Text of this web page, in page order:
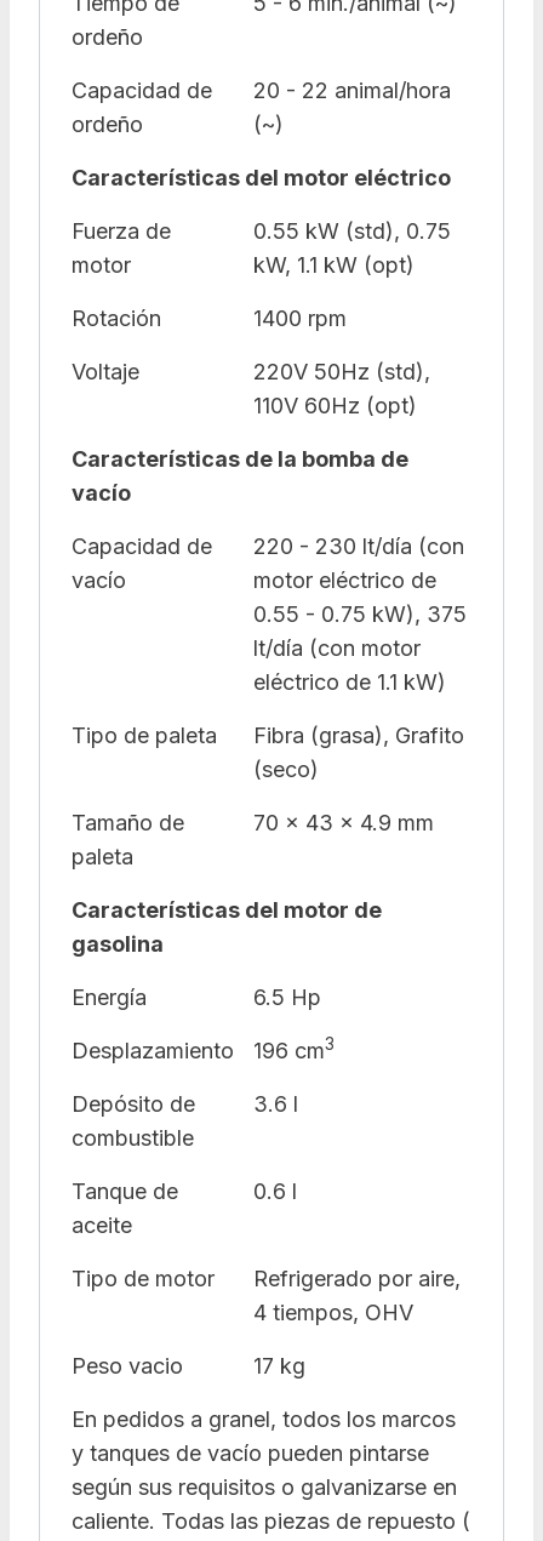
ordeño
Capacidad de
ordeño
20 - 22 animal/hora
(~)
Características del motor eléctrico
Fuerza de
motor
0.55 kW (std), 0.75
kW, 1.1 kW (opt)
Rotación 1400 rpm
Voltaje
220V 50Hz (std),
110V 60Hz (opt)
Características de la bomba de
vacío
Capacidad de
vacío
220 - 230 lt/día (con
motor eléctrico de
0.55 - 0.75 kW), 375
lt/día (con motor
eléctrico de 1.1 kW)
Tipo de paleta
Fibra (grasa), Grafito
(seco)
Tamaño de
paleta
70 x 43 x 4.9 mm
Características del motor de
gasolina
Energía 6.5 Hp
Desplazamiento 196 cm3
Depósito de
combustible
3.6 l
Tanque de
aceite
0.6 l
Tipo de motor
Refrigerado por aire,
4 tiempos, OHV
Peso vacio 17 kg
En pedidos a granel, todos los marcos
y tanques de vacío pueden pintarse
según sus requisitos o galvanizarse en
caliente. Todas las piezas de repuesto (